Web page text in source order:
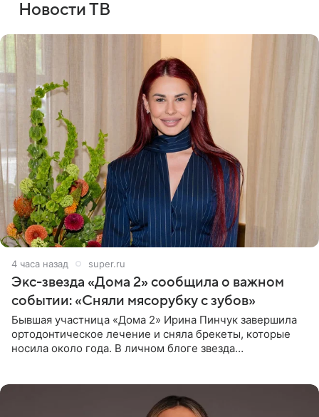
Новости ТВ
4 часа назад super.ru
Экс-звезда «Дома 2» сообщила о важном
событии: «Сняли мясорубку с зубов»
Бывшая участница «Дома 2» Ирина Пинчук завершила
ортодонтическое лечение и сняла брекеты, которые
носила около года. В личном блоге звезда